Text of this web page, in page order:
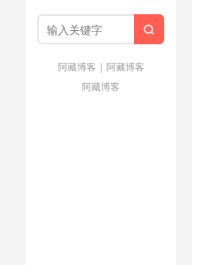

阿藏博客 | 阿藏博客
阿藏博客